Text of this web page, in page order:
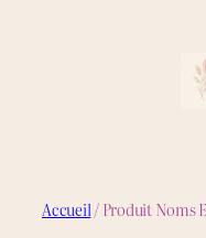
Accueil / Produit Noms